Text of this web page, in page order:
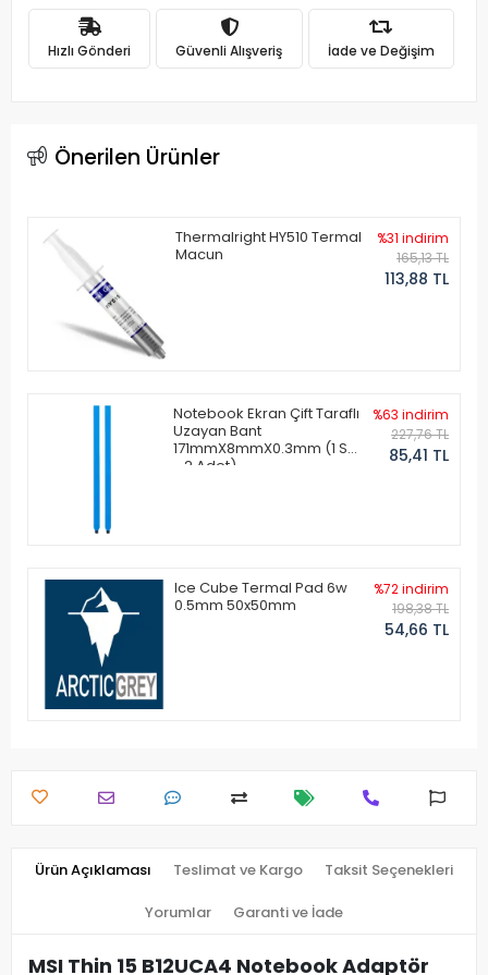
Hızlı Gönderi Güvenli Alışveriş İade ve Değişim
Önerilen Ürünler
Thermalright HY510 Termal
Macun
%31 indirim
165,13 TL
113,88 TL
Notebook Ekran Çift Taraflı
Uzayan Bant
171mmX8mmX0.3mm (1 Set
- 2 Adet)
%63 indirim
227,76 TL
85,41 TL
Ice Cube Termal Pad 6w
0.5mm 50x50mm
%72 indirim
198,38 TL
54,66 TL
Ürün Açıklaması Teslimat ve Kargo Taksit Seçenekleri
Yorumlar Garanti ve İade
MSI Thin 15 B12UCA4 Notebook Adaptör